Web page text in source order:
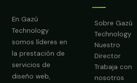
En Gazú
Technology
somos líderes en
la prestación de
servicios de
diseño web,
Sobre Gazú
Technology
Nuestro
Director
Trabaja con
nosotros